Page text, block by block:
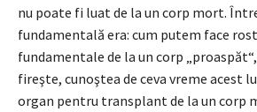
nu poate fi luat de la un corp mort.
fundamentală era: cum putem face
fundamentale de la un corp
fireşte, cunoştea de ceva vreme acest
organ pentru transplant de la un corp